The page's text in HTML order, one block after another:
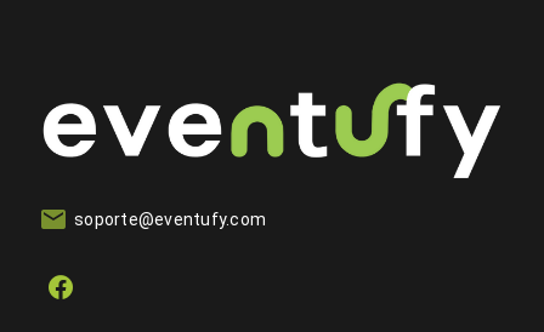
soporte@eventufy.com